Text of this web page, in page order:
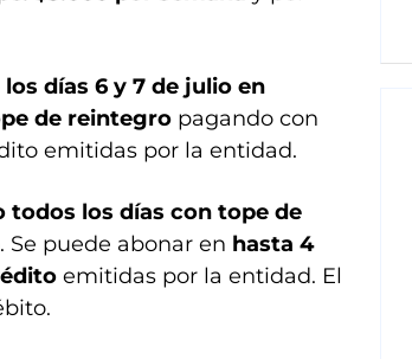
días 6 y 7 de julio en
de reintegro pagando con
emitidas por la entidad.
todos los días con tope de
. Se puede abonar en hasta 4
emitidas por la entidad. El